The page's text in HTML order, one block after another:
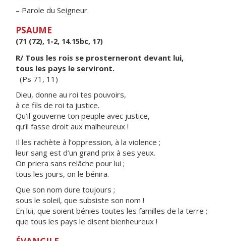
– Parole du Seigneur.
PSAUME
(71 (72), 1-2, 14.15bc, 17)
R/ Tous les rois se prosterneront devant lui,
tous les pays le serviront.
(Ps 71, 11)
Dieu, donne au roi tes pouvoirs,
à ce fils de roi ta justice.
Qu’il gouverne ton peuple avec justice,
qu’il fasse droit aux malheureux !
Il les rachète à l’oppression, à la violence ;
leur sang est d’un grand prix à ses yeux.
On priera sans relâche pour lui ;
tous les jours, on le bénira.
Que son nom dure toujours ;
sous le soleil, que subsiste son nom !
En lui, que soient bénies toutes les familles de la terre ;
que tous les pays le disent bienheureux !